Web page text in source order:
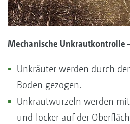
Mechanische Unkrautkontrolle
Unkräuter werden durch
Boden gezogen.
Unkrautwurzeln werden
und locker auf der